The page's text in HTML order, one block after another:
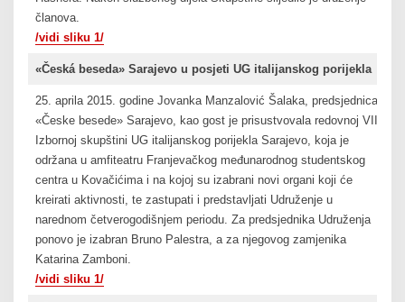
članova.
/vidi sliku 1/
«Česká beseda» Sarajevo u posjeti UG italijanskog porijekla
25. aprila 2015. godine Jovanka Manzalović Šalaka, predsjednica
«Česke besede» Sarajevo, kao gost je prisustvovala redovnoj VII
Izbornoj skupštini UG italijanskog porijekla Sarajevo, koja je
održana u amfiteatru Franjevačkog međunarodnog studentskog
centra u Kovačićima i na kojoj su izabrani novi organi koji će
kreirati aktivnosti, te zastupati i predstavljati Udruženje u
narednom četverogodišnjem periodu. Za predsjednika Udruženja
ponovo je izabran Bruno Palestra, a za njegovog zamjenika
Katarina Zamboni.
/vidi sliku 1/